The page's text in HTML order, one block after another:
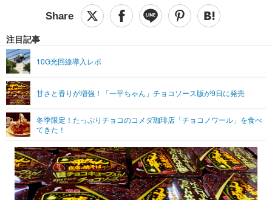
ショッピング その他
エンタメTOP 映画・ドラマ
グラビア ブログ
ショッピング その他
ライフTOP
リリース一覧
プッシュ通知の停止方法
注目記事
10G光回線導入レポ
甘さと香りが増強！「一平ちゃん」チョコソース版が9日に発売
冬季限定！たっぷりチョコのコメダ珈琲店「チョコノワール」を食べ
てきた！